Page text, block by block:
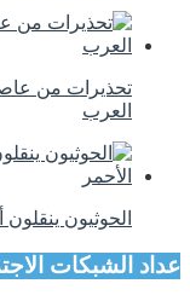
تحذيرات من
العرب
الحوثيون
عداد الشبكات